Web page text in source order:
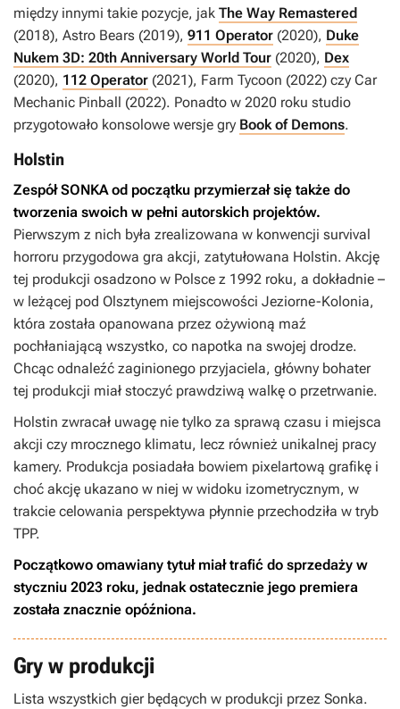
między innymi takie pozycje, jak The Way Remastered
(2018), Astro Bears (2019), 911 Operator (2020), Duke
Nukem 3D: 20th Anniversary World Tour (2020), Dex
(2020), 112 Operator (2021), Farm Tycoon (2022) czy Car
Mechanic Pinball (2022). Ponadto w 2020 roku studio
przygotowało konsolowe wersje gry Book of Demons.
Holstin
Zespół SONKA od początku przymierzał się także do
tworzenia swoich w pełni autorskich projektów.
Pierwszym z nich była zrealizowana w konwencji survival
horroru przygodowa gra akcji, zatytułowana Holstin. Akcję
tej produkcji osadzono w Polsce z 1992 roku, a dokładnie –
w leżącej pod Olsztynem miejscowości Jeziorne-Kolonia,
która została opanowana przez ożywioną maź
pochłaniającą wszystko, co napotka na swojej drodze.
Chcąc odnaleźć zaginionego przyjaciela, główny bohater
tej produkcji miał stoczyć prawdziwą walkę o przetrwanie.
Holstin zwracał uwagę nie tylko za sprawą czasu i miejsca
akcji czy mrocznego klimatu, lecz również unikalnej pracy
kamery. Produkcja posiadała bowiem pixelartową grafikę i
choć akcję ukazano w niej w widoku izometrycznym, w
trakcie celowania perspektywa płynnie przechodziła w tryb
TPP.
Początkowo omawiany tytuł miał trafić do sprzedaży w
styczniu 2023 roku, jednak ostatecznie jego premiera
została znacznie opóźniona.
Gry w produkcji
Lista wszystkich gier będących w produkcji przez Sonka.